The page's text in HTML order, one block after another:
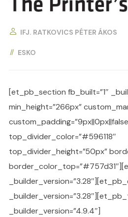
IFJ. RATKOVICS PÉTER ÁKOS
ESKO
[et_pb_section fb_built=”1″
min_height=”266px”
top_divider_color=”#596118″
top_divider_height=”50px”
_builder_version=”4.9.4″]